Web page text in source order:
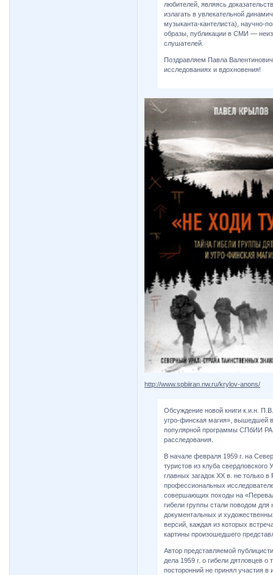
любителей, являясь
излагать в увлекательной
музыканта-кантелиста), научно-
образы, публикации в СМИ —
слушателей.
Поздравляем Павла
исследованиях и вдохновения!
http://www.spbiiran.nw.ru/krylov-anons/
Обсуждение новой книги к.и.н.
угро-финская магия», вышедшей
популярной программы СПбИИ
расследования.
В начале февраля 1959 г. на
туристов из клуба
главных загадок XX в. не только
профессиональных
совершающих походы на
гибели группы стали поводом для
документальных и
версий, каждая из которых
картины произошедшего
Автор представляемой
дела 1959 г. о гибели дятловцев
посторонний не принял участия